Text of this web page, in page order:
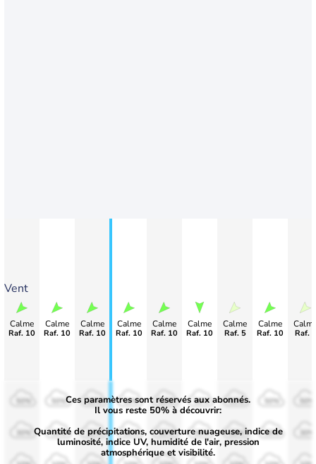
Vent
Calme
Raf. 10
Calme
Raf. 10
Calme
Raf. 10
Calme
Raf. 10
Calme
Raf. 10
Calme
Raf. 10
Calme
Raf. 5
Calme
Raf. 10 Raf. 5
50%
30%
50%
30%
50%
30%
50%
30%
50%
30%
50%
30%
50%
30%
Ces paramètres sont réservés aux abonnés.
Il vous reste 50% à découvrir:
Quantité de précipitations, couverture nuageuse, indice de
luminosité, indice UV, humidité de l'air, pression
atmosphérique et visibilité.